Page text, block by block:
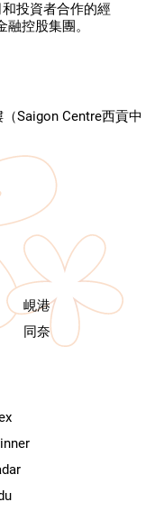
投資者合作的經
控股集團。
Saigon Centre西貢中
峴港
同奈